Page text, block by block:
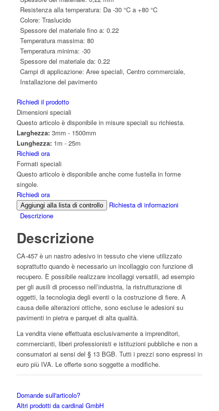
Resistenza alla temperatura: Da -30 °C a +80 °C
Colore: Traslucido
Spessore del materiale fino a: 0.22
Temperatura massima: 80
Temperatura minima: -30
Spessore del materiale da: 0.22
Campi di applicazione: Aree speciali, Centro commerciale,
Installazione del pavimento
Richiedi il prodotto
Dimensioni speciali
Questo articolo è disponibile in misure speciali su richiesta.
Larghezza:3mm - 1500mm
Lunghezza:1m - 25m
Richiedi ora
Formati speciali
Questo articolo è disponibile anche come fustella in forme
singole.
Richiedi ora
Aggiungi alla lista di controllo
Richiesta di informazioni
Descrizione
Descrizione
CA-457 è un nastro adesivo in tessuto che viene utilizzato
soprattutto quando è necessario un incollaggio con funzione di
recupero. È possibile realizzare incollaggi versatili, ad esempio
per gli ausili di processo nell’industria, la ristrutturazione di
oggetti, la tecnologia degli eventi o la costruzione di fiere. A
causa delle alterazioni ottiche, sono escluse le adesioni su
pavimenti in pietra e parquet di alta qualità.
La vendita viene effettuata esclusivamente a imprenditori,
commercianti, liberi professionisti e istituzioni pubbliche e non a
consumatori ai sensi del § 13 BGB. Tutti i prezzi sono espressi in
euro più IVA. Le offerte sono soggette a modifiche.
Domande sull'articolo?
Altri prodotti da cardinal GmbH